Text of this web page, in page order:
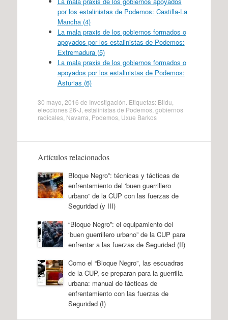
por los estalinistas de Podemos: Castilla-La
Mancha (4)
La mala praxis de los gobiernos formados o
apoyados por los estalinistas de Podemos:
Extremadura (5)
La mala praxis de los gobiernos formados o
apoyados por los estalinistas de Podemos:
Asturias (6)
30 mayo, 2016 de Investigación . Etiquetas: Bildu
elecciones 26-J estalinistas de Podemos, gobiernos
radicales, Navarra Podemos, Uxue Barkos
Artículos relacionados
Bloque Negro”: técnicas y tácticas de
enfrentamiento del ‘buen guerrillero
urbano” de la CUP con las fuerzas de
Seguridad (y III)
“Bloque Negro”: el equipamiento del
‘buen guerrillero urbano” de la CUP para
enfrentar a las fuerzas de Seguridad (II)
Como el “Bloque Negro”, las escuadras
de la CUP, se preparan para la guerrilla
urbana: manual de tácticas de
enfrentamiento con las fuerzas de
Seguridad (I)